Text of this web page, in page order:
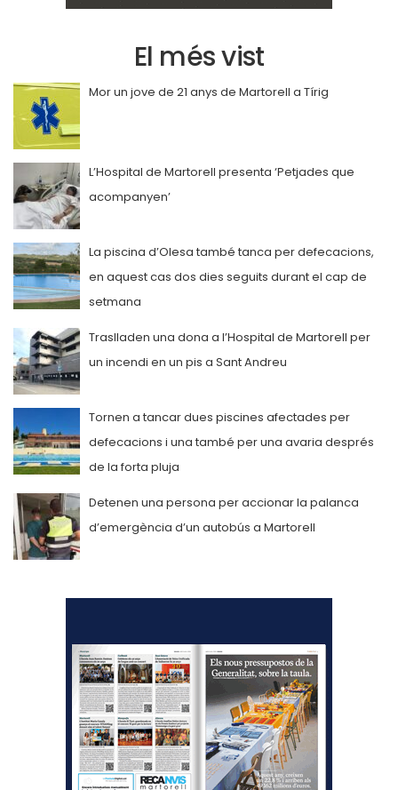
El més vist
Mor un jove de 21 anys de Martorell a Tírig
L’Hospital de Martorell presenta ‘Petjades que
acompanyen’
La piscina d’Olesa també tanca per defecacions,
en aquest cas dos dies seguits durant el cap de
setmana
Traslladen una dona a l’Hospital de Martorell per
un incendi en un pis a Sant Andreu
Tornen a tancar dues piscines afectades per
defecacions i una també per una avaria després
de la forta pluja
Detenen una persona per accionar la palanca
d’emergència d’un autobús a Martorell